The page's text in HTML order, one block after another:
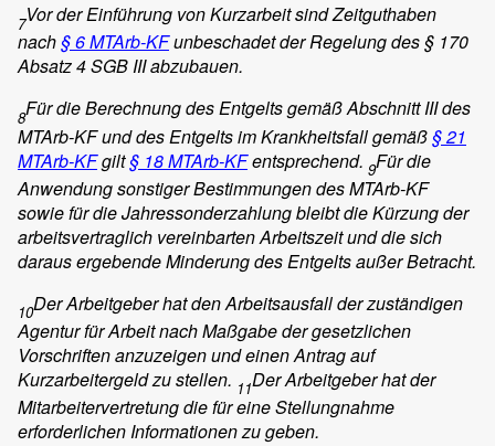
7Vor der Einführung von Kurzarbeit sind Zeitguthaben
nach § 6 MTArb-KFunbeschadet der Regelung des § 170
Absatz 4 SGB III abzubauen.
8Für die Berechnung des Entgelts gemäß Abschnitt III des
MTArb-KF und des Entgelts im Krankheitsfall gemäß § 21
MTArb-KFgilt§ 18 MTArb-KFentsprechend. 9Für die
Anwendung sonstiger Bestimmungen des MTArb-KF
sowie für die Jahressonderzahlung bleibt die Kürzung der
arbeitsvertraglich vereinbarten Arbeitszeit und die sich
daraus ergebende Minderung des Entgelts außer Betracht.
10Der Arbeitgeber hat den Arbeitsausfall der zuständigen
Agentur für Arbeit nach Maßgabe der gesetzlichen
Vorschriften anzuzeigen und einen Antrag auf
Kurzarbeitergeld zu stellen. 11Der Arbeitgeber hat der
Mitarbeitervertretung die für eine Stellungnahme
erforderlichen Informationen zu geben.